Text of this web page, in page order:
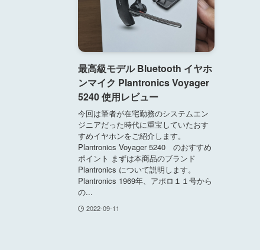
最高級モデル Bluetooth イヤホ
ンマイク Plantronics Voyager
5240 使用レビュー
今回は筆者が在宅勤務のシステムエン
ジニアだった時代に重宝していたおす
すめイヤホンをご紹介します。
Plantronics Voyager 5240 のおすすめ
ポイント まずは本商品のブランド
Plantronics について説明します。
Plantronics 1969年、アポロ１１号から
の...
2022-09-11